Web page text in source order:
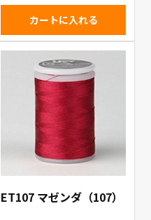
カートに入れる
ET107 マゼンダ（107）